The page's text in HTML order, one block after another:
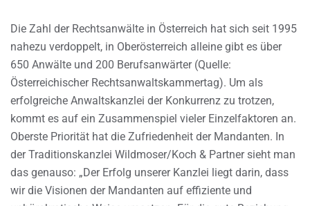
Die Zahl der Rechtsanwälte in Österreich hat sich seit 1995
nahezu verdoppelt, in Oberösterreich alleine gibt es über
650 Anwälte und 200 Berufsanwärter (Quelle:
Österreichischer Rechtsanwaltskammertag). Um als
erfolgreiche Anwaltskanzlei der Konkurrenz zu trotzen,
kommt es auf ein Zusammenspiel vieler Einzelfaktoren an.
Oberste Priorität hat die Zufriedenheit der Mandanten. In
der Traditionskanzlei Wildmoser/Koch & Partner sieht man
das genauso: „Der Erfolg unserer Kanzlei liegt darin, dass
wir die Visionen der Mandanten auf effiziente und